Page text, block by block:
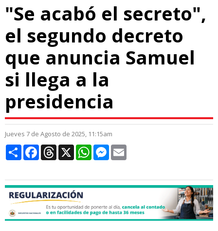
"Se acabó el secreto",
el segundo decreto
que anuncia Samuel
si llega a la
presidencia
Jueves 7 de Agosto de 2025, 11:15am
CompartirFacebookThreads
X WhatsAppMessenger